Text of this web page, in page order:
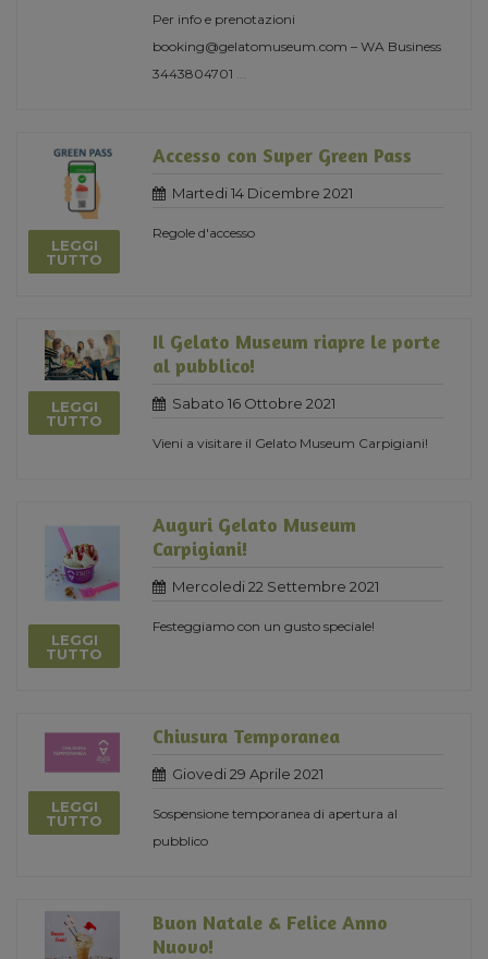
Per info e prenotazioni
booking@gelatomuseum.com – WA Business
3443804701
LEGGI
TUTTO
Accesso con Super Green Pass
Martedi 14 Dicembre 2021
Regole d'accesso
LEGGI
TUTTO
Il Gelato Museum riapre le porte
al pubblico!
Sabato 16 Ottobre 2021
Vieni a visitare il Gelato Museum Carpigiani!
LEGGI
TUTTO
Auguri Gelato Museum
Carpigiani!
Mercoledi 22 Settembre 2021
Festeggiamo con un gusto speciale!
LEGGI
TUTTO
Chiusura Temporanea
Giovedi 29 Aprile 2021
Sospensione temporanea di apertura al
pubblico
Buon Natale & Felice Anno
Nuovo!